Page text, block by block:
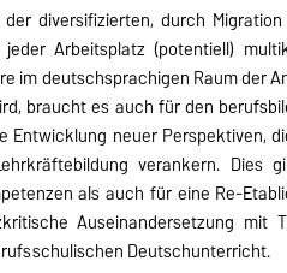
diversifizierten, durch
Arbeitsplatz (potentiell)
im deutschsprachigen Raum der
braucht es auch für den
Entwicklung neuer Perspektiven,
verankern. Dies
als auch für eine Re-
Auseinandersetzung mit
Deutschunterricht.